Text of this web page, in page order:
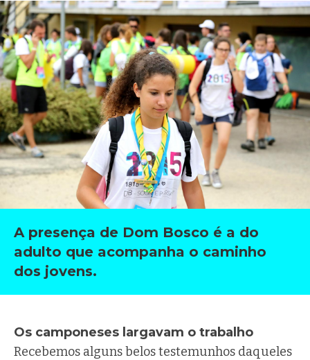
A presença de Dom Bosco é a do
adulto que acompanha o caminho
dos jovens.
Os camponeses largavam o trabalho
Recebemos alguns belos testemunhos daqueles